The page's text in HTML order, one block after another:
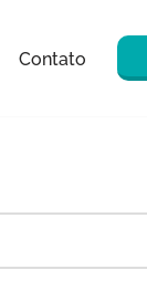
Contato